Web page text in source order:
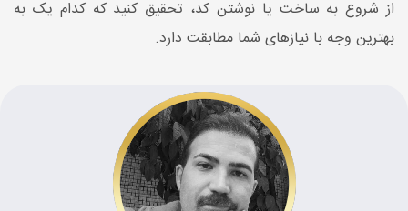
از شروع به ساخت یا نوشتن کد، تحقیق کنید که کدام یک به
بهترین وجه با نیازهای شما مطابقت دارد.